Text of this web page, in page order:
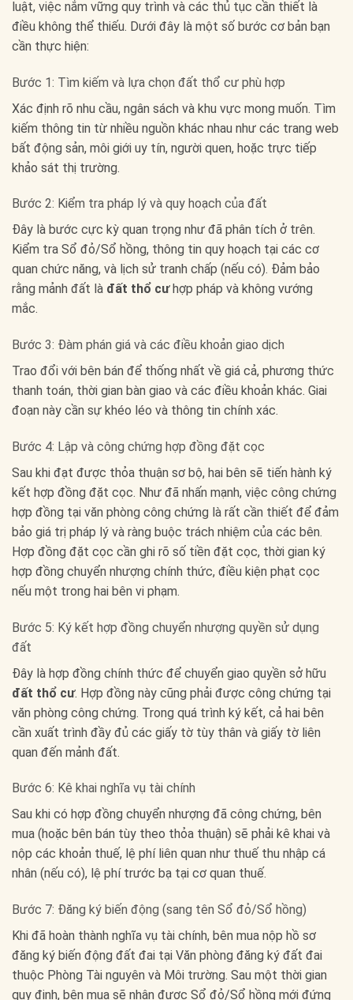
luật, việc nắm vững quy trình và các thủ tục cần thiết là
điều không thể thiếu. Dưới đây là một số bước cơ bản bạn
cần thực hiện:
Bước 1: Tìm kiếm và lựa chọn đất thổ cư phù hợp
Xác định rõ nhu cầu, ngân sách và khu vực mong muốn. Tìm
kiếm thông tin từ nhiều nguồn khác nhau như các trang web
bất động sản, môi giới uy tín, người quen, hoặc trực tiếp
khảo sát thị trường.
Bước 2: Kiểm tra pháp lý và quy hoạch của đất
Đây là bước cực kỳ quan trọng như đã phân tích ở trên.
Kiểm tra Sổ đỏ/Sổ hồng, thông tin quy hoạch tại các cơ
quan chức năng, và lịch sử tranh chấp (nếu có). Đảm bảo
rằng mảnh đất là đất thổ cưhợp pháp và không vướng
mắc.
Bước 3: Đàm phán giá và các điều khoản giao dịch
Trao đổi với bên bán để thống nhất về giá cả, phương thức
thanh toán, thời gian bàn giao và các điều khoản khác. Giai
đoạn này cần sự khéo léo và thông tin chính xác.
Bước 4: Lập và công chứng hợp đồng đặt cọc
Sau khi đạt được thỏa thuận sơ bộ, hai bên sẽ tiến hành ký
kết hợp đồng đặt cọc. Như đã nhấn mạnh, việc công chứng
hợp đồng tại văn phòng công chứng là rất cần thiết để đảm
bảo giá trị pháp lý và ràng buộc trách nhiệm của các bên.
Hợp đồng đặt cọc cần ghi rõ số tiền đặt cọc, thời gian ký
hợp đồng chuyển nhượng chính thức, điều kiện phạt cọc
nếu một trong hai bên vi phạm.
Bước 5: Ký kết hợp đồng chuyển nhượng quyền sử dụng
đất
Đây là hợp đồng chính thức để chuyển giao quyền sở hữu
đất thổ cư. Hợp đồng này cũng phải được công chứng tại
văn phòng công chứng. Trong quá trình ký kết, cả hai bên
cần xuất trình đầy đủ các giấy tờ tùy thân và giấy tờ liên
quan đến mảnh đất.
Bước 6: Kê khai nghĩa vụ tài chính
Sau khi có hợp đồng chuyển nhượng đã công chứng, bên
mua (hoặc bên bán tùy theo thỏa thuận) sẽ phải kê khai và
nộp các khoản thuế, lệ phí liên quan như thuế thu nhập cá
nhân (nếu có), lệ phí trước bạ tại cơ quan thuế.
Bước 7: Đăng ký biến động (sang tên Sổ đỏ/Sổ hồng)
Khi đã hoàn thành nghĩa vụ tài chính, bên mua nộp hồ sơ
đăng ký biến động đất đai tại Văn phòng đăng ký đất đai
thuộc Phòng Tài nguyên và Môi trường. Sau một thời gian
quy định, bên mua sẽ nhận được Sổ đỏ/Sổ hồng mới đứng